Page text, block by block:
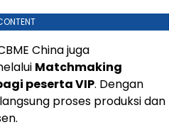
China juga
Matchmaking
peserta VIP. Dengan
proses produksi dan